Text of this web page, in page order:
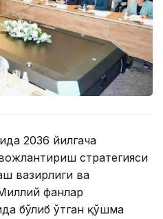
2036 йилгача
стратегияси
вазирлиги ва
фанлар
бўлиб ўтган қўшма